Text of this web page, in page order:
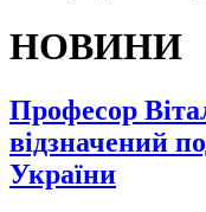
НОВИНИ
Професор
відзначений
України